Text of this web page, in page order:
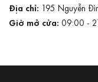
Địa chỉ: 195 Nguyễn
Giờ mở cửa: 09:00 -